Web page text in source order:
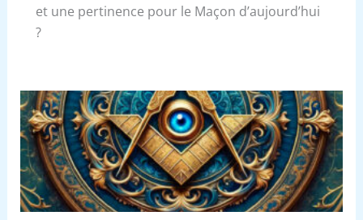
et une pertinence pour le Maçon d’aujourd’hui
?